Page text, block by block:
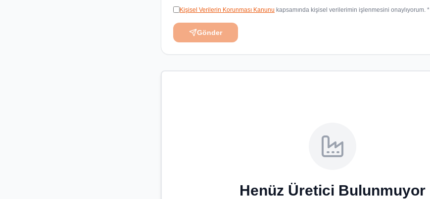
Kişisel Verilerin Korunması Kanunu kapsamında kişisel verilerimin işlenmesini onaylıyorum. *
Gönder
Henüz Üretici Bulunmuyor